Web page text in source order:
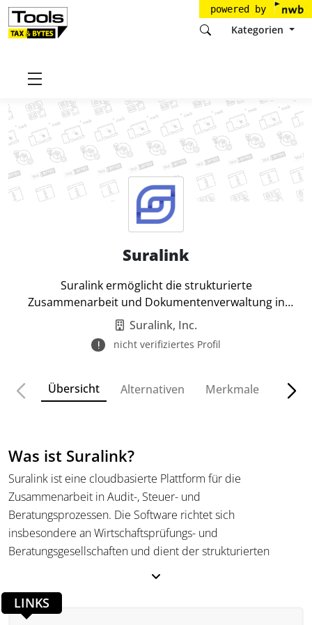
powered by
Kategorien
Startseite
Suralink
Suralink ermöglicht die strukturierte
Zusammenarbeit und Dokumentenverwaltung in
Audit-Prozessen.
Suralink, Inc.
nicht verifiziertes Profil
Übersicht Alternativen Merkmale
Was ist Suralink?
Suralink ist eine cloudbasierte Plattform für die
Zusammenarbeit in Audit-, Steuer- und
Beratungsprozessen. Die Software richtet sich
insbesondere an Wirtschaftsprüfungs- und
Beratungsgesellschaften und dient der strukturierten
Dokumentenmanagement, Kommunikation und
LINKS